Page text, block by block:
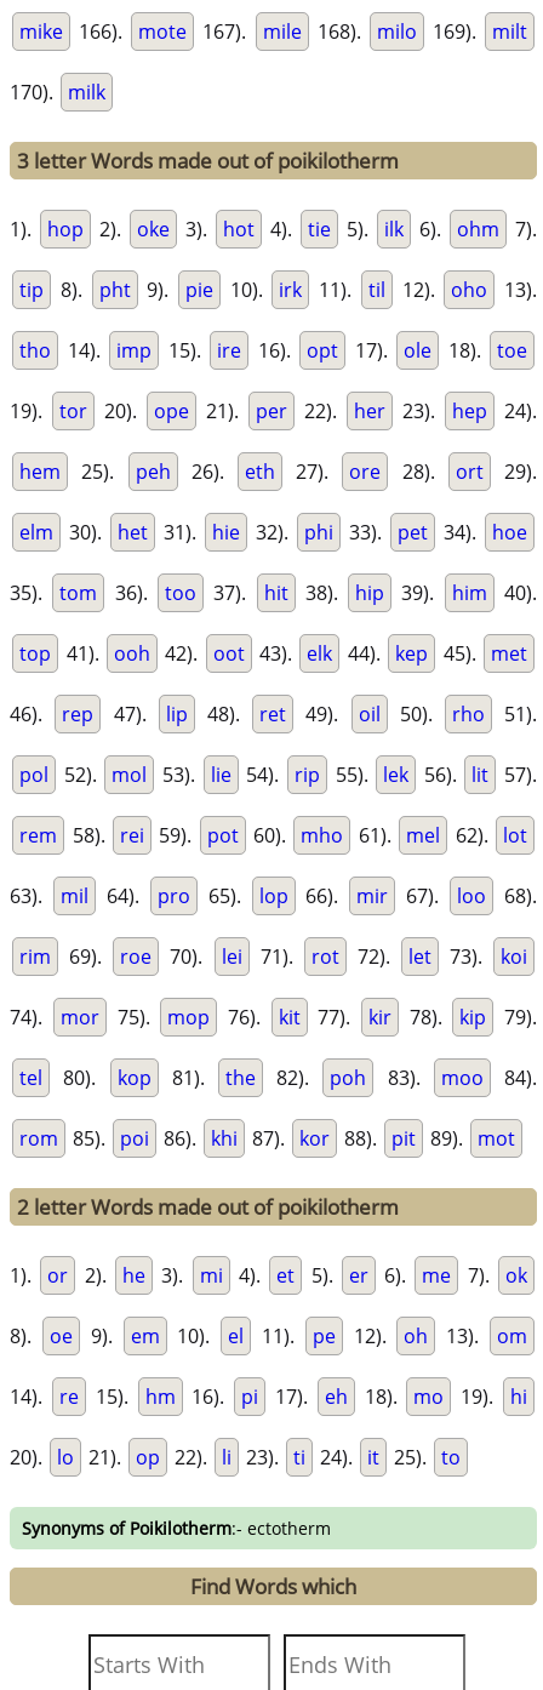
mike 166). mote 167). mile 168). milo 169). milt
170). milk
3 letter Words made out of poikilotherm
1). hop 2). oke 3). hot 4). tie 5). ilk 6). ohm 7).
tip 8). pht 9). pie 10). irk 11). til 12). oho 13).
tho 14). imp 15). ire 16). opt 17). ole 18). toe
19). tor 20). ope 21). per 22). her 23). hep 24).
hem 25). peh 26). eth 27). ore 28). ort 29).
elm 30). het 31). hie 32). phi 33). pet 34). hoe
35). tom 36). too 37). hit 38). hip 39). him 40).
top 41). ooh 42). oot 43). elk 44). kep 45). met
46). rep 47). lip 48). ret 49). oil 50). rho 51).
pol 52). mol 53). lie 54). rip 55). lek 56). lit 57).
rem 58). rei 59). pot 60). mho 61). mel 62). lot
63). mil 64). pro 65). lop 66). mir 67). loo 68).
rim 69). roe 70). lei 71). rot 72). let 73). koi
74). mor 75). mop 76). kit 77). kir 78). kip 79).
tel 80). kop 81). the 82). poh 83). moo 84).
rom 85). poi 86). khi 87). kor 88). pit 89). mot
2 letter Words made out of poikilotherm
1). or 2). he 3). mi 4). et 5). er 6). me 7). ok
8). oe 9). em 10). el 11). pe 12). oh 13). om
14). re 15). hm 16). pi 17). eh 18). mo 19). hi
20). lo 21). op 22). li 23). ti 24). it 25). to
Synonyms of Poikilotherm:- ectotherm
Find Words which